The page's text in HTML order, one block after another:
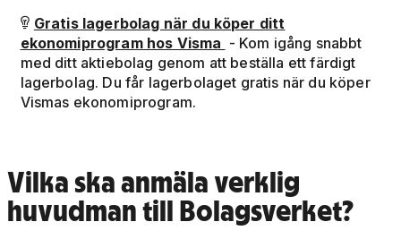
 Gratis lagerbolag när du köper ditt
ekonomiprogram hos Visma - Kom igång snabbt
med ditt aktiebolag genom att beställa ett färdigt
lagerbolag. Du får lagerbolaget gratis när du köper
Vismas ekonomiprogram.
Vilka ska anmäla verklig
huvudman till Bolagsverket?